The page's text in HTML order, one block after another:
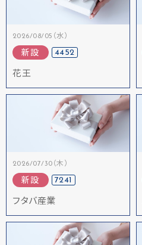
2026/08/05（水）
新設 4452
花王
2026/07/30（木）
新設 7241
フタバ産業